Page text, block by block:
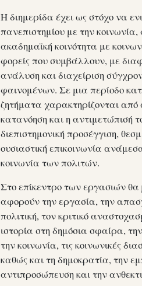
Η διημερίδα έχει ως στόχο να
πανεπιστημίου με την
ακαδημαϊκή κοινότητα με
φορείς που συμβάλλουν, με
ανάλυση και διαχείριση
φαινομένων. Σε μια περίοδο
ζητήματα χαρακτηρίζονται
κατανόηση και η αντιμετώπισή
διεπιστημονική προσέγγιση,
ουσιαστική επικοινωνία
κοινωνία των πολιτών.
Στο επίκεντρο των εργασιών θα
αφορούν την εργασία, την
πολιτική, τον κριτικό
ιστορία στη δημόσια σφαίρα,
την κοινωνία, τις κοινωνικές
καθώς και τη δημοκρατία, την
αντιπροσώπευση και την